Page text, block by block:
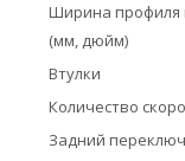
Ширина
(мм, дюйм)
Втулки
Количество
Задний